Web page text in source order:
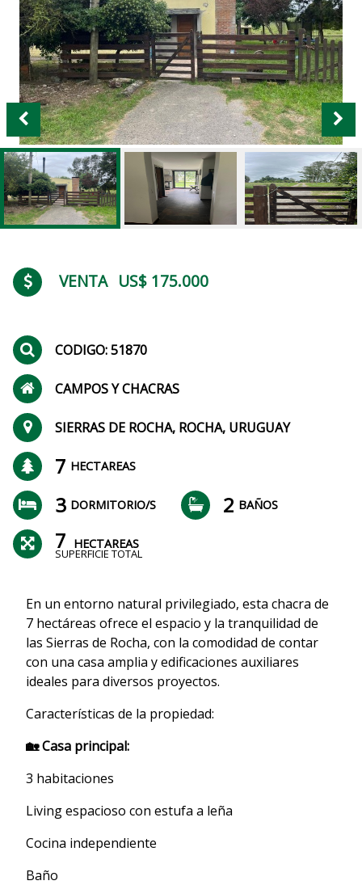
VENTA US$ 175.000
CODIGO: 51870
CAMPOS Y CHACRAS
SIERRAS DE ROCHA, ROCHA, URUGUAY
7 HECTAREAS
3 DORMITORIO/S 2 BAÑOS
7 HECTAREAS
SUPERFICIE TOTAL
En un entorno natural privilegiado, esta chacra de
7 hectáreas ofrece el espacio y la tranquilidad de
las Sierras de Rocha, con la comodidad de contar
con una casa amplia y edificaciones auxiliares
ideales para diversos proyectos.
Características de la propiedad:
🏡 Casa principal:
3 habitaciones
Living espacioso con estufa a leña
Cocina independiente
Baño